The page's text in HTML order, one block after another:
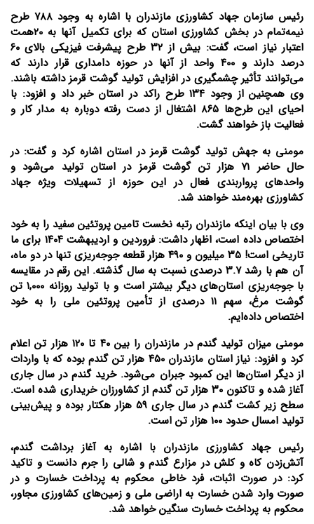
رئیس سازمان جهاد کشاورزی مازندران با اشاره به وجود ۷۸۸ طرح
نیمه‌تمام در بخش کشاورزی استان که برای تکمیل آنها به 20همت
اعتبار نیاز است، گفت: بیش از ۳۲ طرح پیشرفت فیزیکی بالای ۶۰
درصد دارند و ۴۰۰ واحد از آنها در حوزه دامداری قرار دارند که
می‌توانند تأثیر چشمگیری در افزایش تولید گوشت قرمز داشته باشند.
وی همچنین از وجود ۱۳۴ طرح راکد در استان خبر داد و افزود: با
احیای این طرح‌ها ۸۶۵ اشتغال از دست رفته دوباره به مدار کار و
فعالیت باز خواهند گشت.
مومنی به جهش تولید گوشت قرمز در استان اشاره کرد و گفت: در
حال حاضر ۷۱ هزار تن گوشت قرمز در استان تولید می‌شود و
واحدهای پرواربندی فعال در این حوزه از تسهیلات ویژه جهاد
کشاورزی بهره‌مند خواهند شد.
وی با بیان اینکه مازندران رتبه نخست تامین پروتئین سفید را به خود
اختصاص داده است، اظهار داشت: فروردین و اردیبهشت ۱۴۰۴ برای ما
تاریخی است! ۳۵ میلیون و ۴۹۰ هزار قطعه جوجه‌ریزی تنها در دو ماه،
آن هم با رشد ۳.۷ درصدی نسبت به سال گذشته. این رقم در مقایسه
با جوجه‌ریزی استان‌های دیگر بیشتر است و با تولید روزانه ۱,۰۰۰ تن
گوشت مرغ، سهم ۱۱ درصدی از تأمین پروتئین ملی را به خود
اختصاص داده‌ایم.
مومنی میزان تولید گندم در مازندران را بین ۴۰ تا ۱۲۰ هزار تن اعلام
کرد و افزود: نیاز استان مازندران ۴۵۰ هزار تن گندم بوده که با واردات
از دیگر استان‌ها این کمبود جبران می‌شود. خرید گندم در سال جاری
آغاز شده و تاکنون ۳۰ هزار تن گندم از کشاورزان خریداری شده است.
سطح زیر کشت گندم در سال جاری ۵۹ هزار هکتار بوده و پیش‌بینی
تولید امسال حدود ۱۰۰ هزار تن است.
رئیس جهاد کشاورزی مازندران با اشاره به آغاز برداشت گندم،
آتش‌زدن کاه و کلش در مزارع گندم و شالی را جرم دانست و تاکید
کرد: در صورت اثبات، فرد خاطی محکوم به پرداخت خسارت و در
صورت وارد شدن خسارت به اراضی ملی و زمین‌های کشاورزی مجاور،
محکوم به پرداخت خسارت سنگین خواهد شد.